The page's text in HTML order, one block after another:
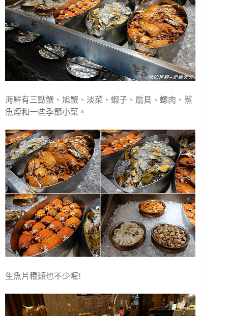
海鮮有三點蟹、旭蟹、淡菜、蝦子、扇貝、螺肉、鯊
魚煙和一些季節小菜。
生魚片種類也不少喔!